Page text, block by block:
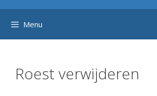
Menu
Roest verwijderen